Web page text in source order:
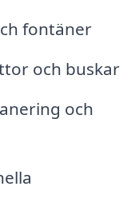
fontäner
och buskar
och